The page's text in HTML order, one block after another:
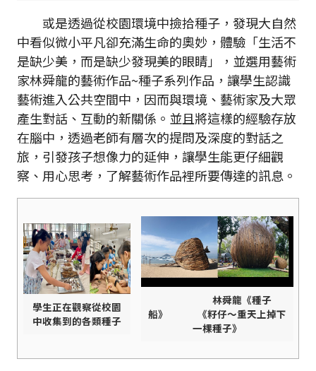
或是透過從校園環境中撿拾種子，發現大自然
中看似微小平凡卻充滿生命的奧妙，體驗「生活不
是缺少美，而是缺少發現美的眼睛」，並選用藝術
家林舜龍的藝術作品~種子系列作品，讓學生認識
藝術進入公共空間中，因而與環境、藝術家及大眾
產生對話、互動的新關係。並且將這樣的經驗存放
在腦中，透過老師有層次的提問及深度的對話之
旅，引發孩子想像力的延伸，讓學生能更仔細觀
察、用心思考，了解藝術作品裡所要傳達的訊息。
學生正在觀察從校園
中收集到的各類種子
林舜龍《種子
船》 《籽仔～重天上掉下
一棵種子》